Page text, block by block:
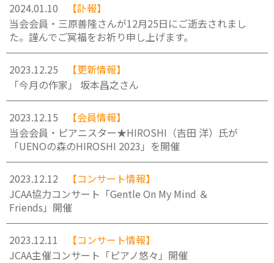
2024.01.10
【訃報】
当会会員・三原善隆さんが12月25日にご逝去されまし
た。謹んでご冥福をお祈り申し上げます。
2023.12.25
【更新情報】
「今月の作家」 坂本昌之さん
2023.12.15
【会員情報】
当会会員・ピアニスター★HIROSHI（吉田 洋）氏が
「UENOの森のHIROSHI 2023」を開催
2023.12.12
【コンサート情報】
JCAA協力コンサート「Gentle On My Mind ＆
Friends」開催
2023.12.11
【コンサート情報】
JCAA主催コンサート「ピアノ悠々」開催